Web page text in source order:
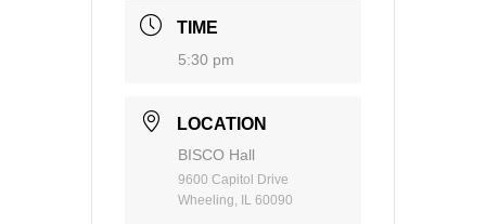
TIME
5:30 pm
LOCATION
BISCO Hall
9600 Capitol Drive
Wheeling, IL 60090